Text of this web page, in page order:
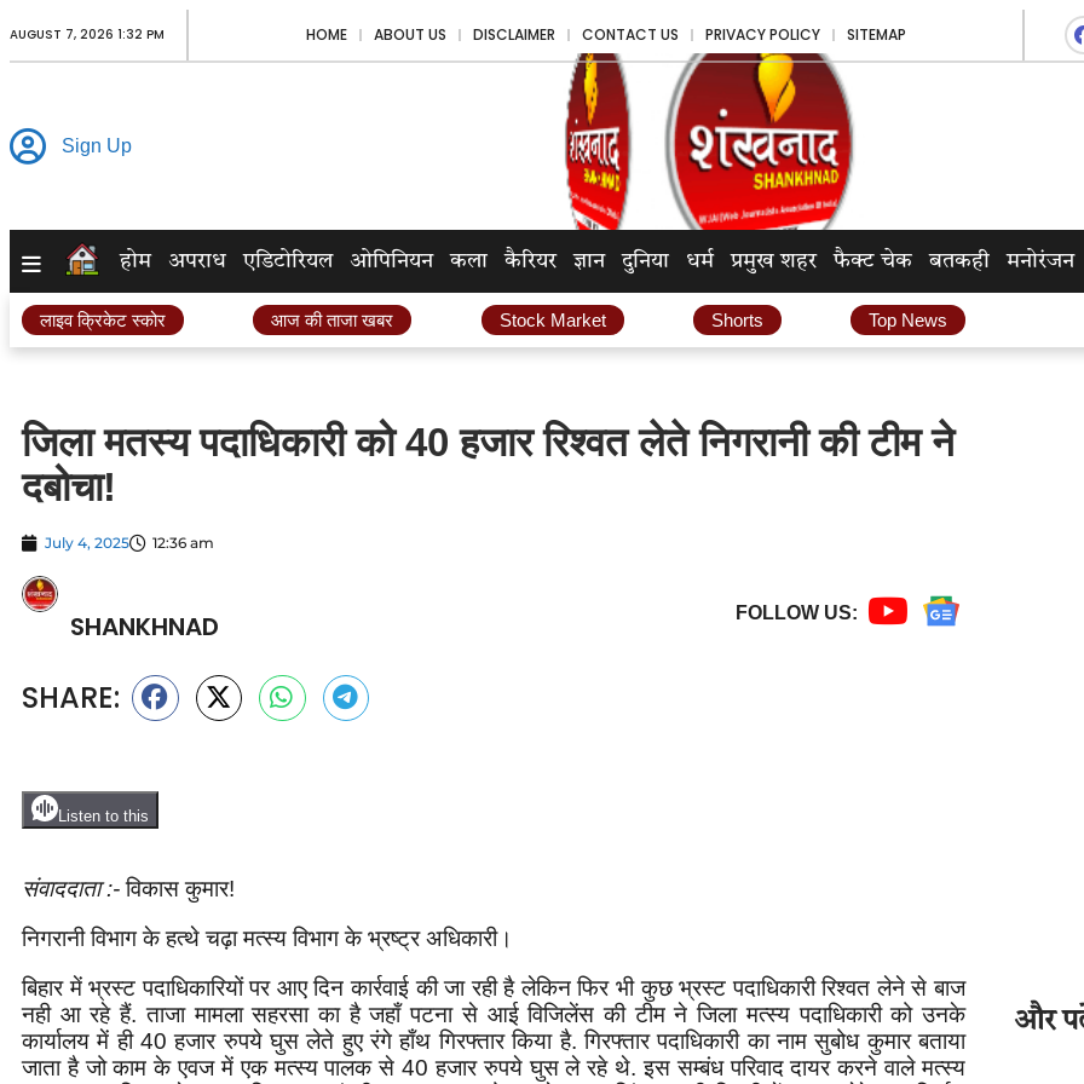
AUGUST 7, 2026 1:32 PM HOME ABOUT US DISCLAIMER CONTACT US PRIVACY POLICY SITEMAP
Sign Up
होम अपराध एडिटोरियल ओपिनियन कला कैरियर ज्ञान दुनिया धर्म प्रमुख शहर फैक्ट चेक बतकही मनोरंजन
लाइव क्रिकेट स्कोर आज की ताजा खबर Stock Market Shorts Top News
जिला मतस्य पदाधिकारी को 40 हजार रिश्वत लेते निगरानी की टीम ने
दबोचा!
July 4, 2025 12:36 am
SHANKHNAD FOLLOW US:
SHARE:
Listen to this
संवाददाता :-विकास कुमार!
निगरानी विभाग के हत्थे चढ़ा मत्स्य विभाग के भ्रष्ट्र अधिकारी।
बिहार में भ्रस्ट पदाधिकारियों पर आए दिन कार्रवाई की जा रही है लेकिन फिर भी कुछ भ्रस्ट पदाधिकारी रिश्वत लेने से बाज
नही आ रहे हैं. ताजा मामला सहरसा का है जहाँ पटना से आई विजिलेंस की टीम ने जिला मत्स्य पदाधिकारी को उनके
कार्यालय में ही 40 हजार रुपये घुस लेते हुए रंगे हाँथ गिरफ्तार किया है. गिरफ्तार पदाधिकारी का नाम सुबोध कुमार बताया
जाता है जो काम के एवज में एक मत्स्य पालक से 40 हजार रुपये घुस ले रहे थे. इस सम्बंध परिवाद दायर करने वाले मत्स्य
और